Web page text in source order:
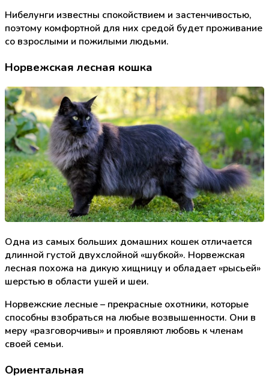
Нибелунги известны спокойствием и застенчивостью,
поэтому комфортной для них средой будет проживание
со взрослыми и пожилыми людьми.
Норвежская лесная кошка
Одна из самых больших домашних кошек отличается
длинной густой двухслойной «шубкой». Норвежская
лесная похожа на дикую хищницу и обладает «рысьей»
шерстью в области ушей и шеи.
Норвежские лесные – прекрасные охотники, которые
способны взобраться на любые возвышенности. Они в
меру «разговорчивы» и проявляют любовь к членам
своей семьи.
Ориентальная